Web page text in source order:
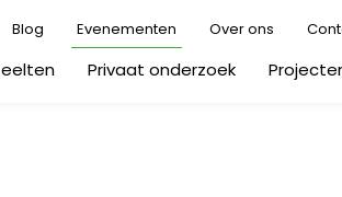
Blog Evenementen Over ons
Privaat onderzoek